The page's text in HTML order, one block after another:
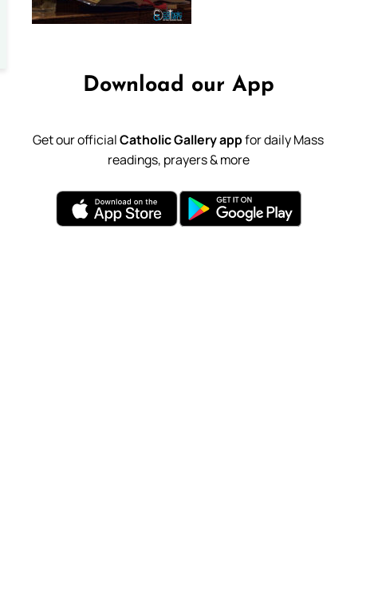
Download our App
Get our officialCatholic Gallery appfor daily Mass
readings, prayers & more